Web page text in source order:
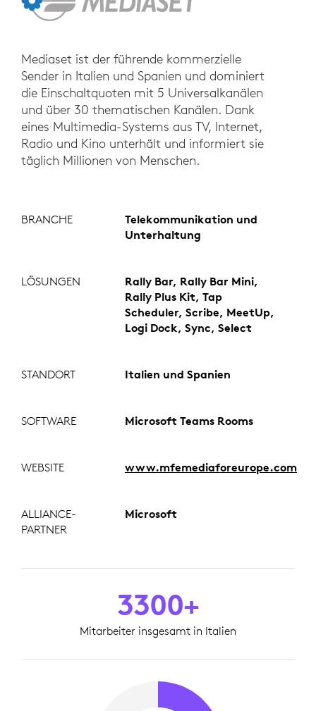
Mediaset ist der führende kommerzielle
Sender in Italien und Spanien und dominiert
die Einschaltquoten mit 5 Universalkanälen
und über 30 thematischen Kanälen. Dank
eines Multimedia-Systems aus TV, Internet,
Radio und Kino unterhält und informiert sie
täglich Millionen von Menschen.
BRANCHE
Telekommunikation und
Unterhaltung
LÖSUNGEN
Rally Bar, Rally Bar Mini,
Rally Plus Kit, Tap
Scheduler, Scribe, MeetUp,
Logi Dock, Sync, Select
STANDORT Italien und Spanien
SOFTWARE Microsoft Teams Rooms
WEBSITE www.mfemediaforeurope.com
ALLIANCE-
PARTNER
Microsoft
3300+
Mitarbeiter insgesamt in Italien